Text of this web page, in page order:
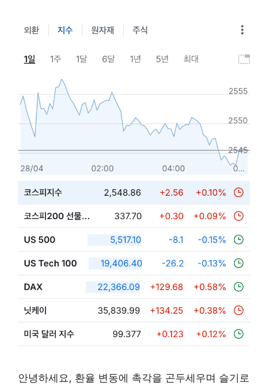
안녕하세요, 환율 변동에 촉각을 곤두세우며 슬기로